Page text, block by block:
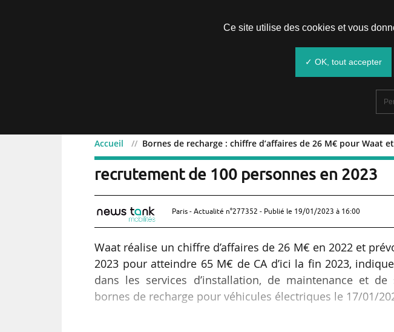
Accueil Bornes de recharge : chiffre d’affaires de 26 M€ pour Waat
Bornes de recharge : chiffre d’affaires
recrutement de 100 personnes en 2023
Paris - Actualité n°277352 - Publié le 19/01/2023 à 16:00
Waat réalise un chiffre d’affaires de 26 M€ en 2022 et
2023 pour atteindre 65 M€ de CA d’ici la fin 2023,
dans les services d’installation, de maintenance et de
bornes de recharge pour véhicules électriques le 17/01/
Ce site utilise des cookies et vous
✓ OK, tout accepter